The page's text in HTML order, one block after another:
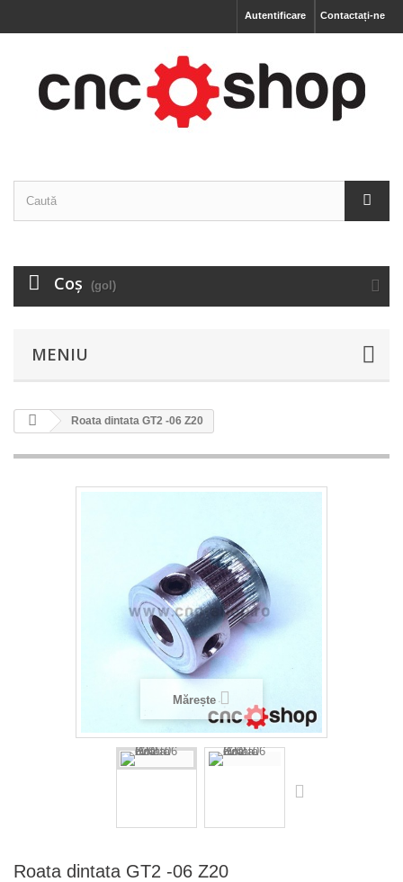
Contactați-ne
Autentificare
Coş (gol)
MENIU
Roata dintata GT2 -06 Z20
Mărește
Roata dintata GT2 -06 Z20